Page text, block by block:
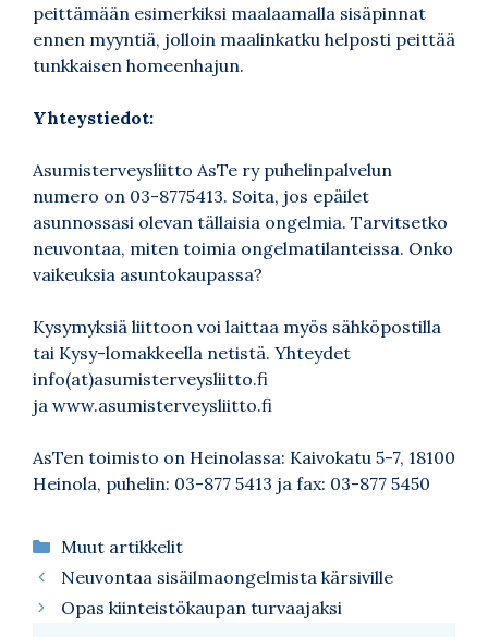
peittämään esimerkiksi maalaamalla sisäpinnat
ennen myyntiä, jolloin maalinkatku helposti peittää
tunkkaisen homeenhajun.
Yhteystiedot:
Asumisterveysliitto AsTe ry puhelinpalvelun
numero on 03-8775413. Soita, jos epäilet
asunnossasi olevan tällaisia ongelmia. Tarvitsetko
neuvontaa, miten toimia ongelmatilanteissa. Onko
vaikeuksia asuntokaupassa?
Kysymyksiä liittoon voi laittaa myös sähköpostilla
tai Kysy-lomakkeella netistä. Yhteydet
info(at)asumisterveysliitto.fi
ja www.asumisterveysliitto.fi
AsTen toimisto on Heinolassa: Kaivokatu 5-7, 18100
Heinola, puhelin: 03-877 5413 ja fax: 03-877 5450
Kategoriat
Muut artikkelit
Neuvontaa sisäilmaongelmista kärsiville
Opas kiinteistökaupan turvaajaksi